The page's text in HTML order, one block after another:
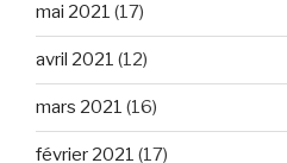
mai 2021 (17)
avril 2021 (12)
mars 2021 (16)
février 2021 (17)